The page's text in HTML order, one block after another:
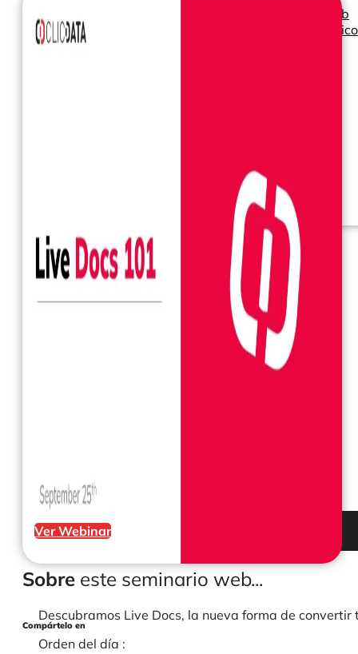
Seminarios web
Libros
Precios
Ver Webinar
Sobre este seminario web...
Descubramos Live Docs, la nueva forma de
Orden del día :
Compártelo en